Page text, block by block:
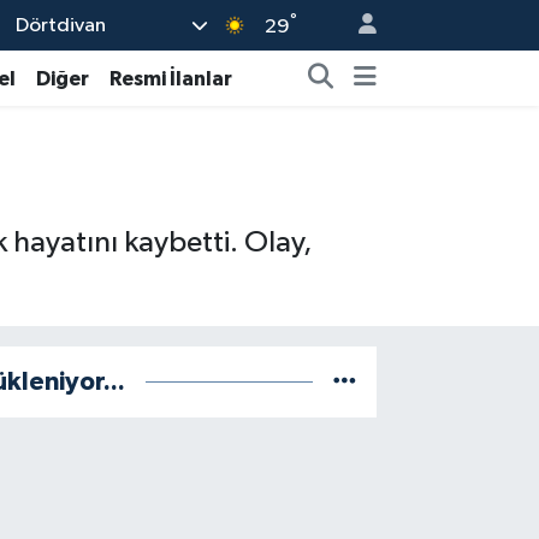
Dörtdivan 29°
Diğer Resmi İlanlar
hayatını kaybetti. Olay,